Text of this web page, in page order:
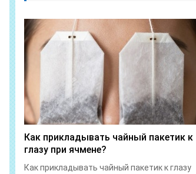
Как прикладывать чайный пакетик к
глазу при ячмене?
Как прикладывать чайный пакетик к глазу